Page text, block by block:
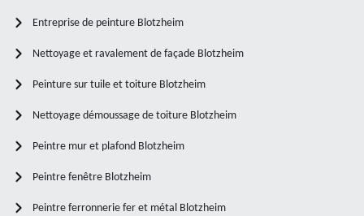
Entreprise de peinture Blotzheim
Nettoyage et ravalement de façade Blotzheim
Peinture sur tuile et toiture Blotzheim
Nettoyage démoussage de toiture Blotzheim
Peintre mur et plafond Blotzheim
Peintre fenêtre Blotzheim
Peintre ferronnerie fer et métal Blotzheim